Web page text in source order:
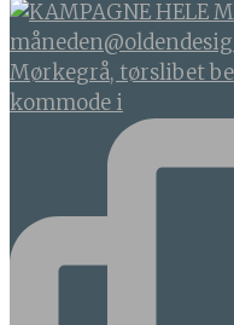
Mørkegrå, tørslibet
kommode i